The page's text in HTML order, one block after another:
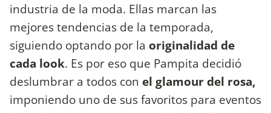
industria de la moda. Ellas marcan las
mejores tendencias de la temporada,
siguiendo optando por la originalidad de
cada look. Es por eso que Pampita decidió
deslumbrar a todos con el glamour del rosa,
imponiendo uno de sus favoritos para eventos